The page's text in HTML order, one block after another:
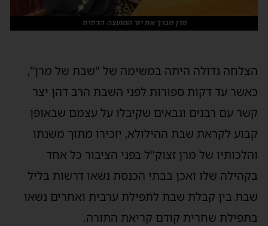
מרן מברך את יור המועצה הדתית
הצלחה גדולה היתה במשימה של "שבת של מרן",
כאשר עד דקות ספורות לפני השבת הרב דהן יצר
קשר עם רבנים וגבאים שקיבלו על עצמם שבאופן
קבוע לקראת שבת ההילולא, יזכירו מתוך משנתו
והלכותיו של מרן זצוק"ל בפני הציבור כל אחד
בקהילה שלו ואכן בבתי הכנסת נשאו דרשות בליל
שבת בין קבלת שבת לתפילת ערבית ואחרים נשאו
בתפילת שחרית קודם קריאת התורה.